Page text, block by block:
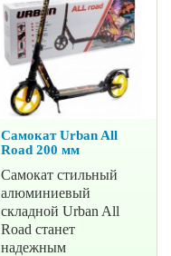
Самокат Urban All
Road 200 мм
Самокат стильный
алюминиевый
складной Urban All
Road станет
надежным